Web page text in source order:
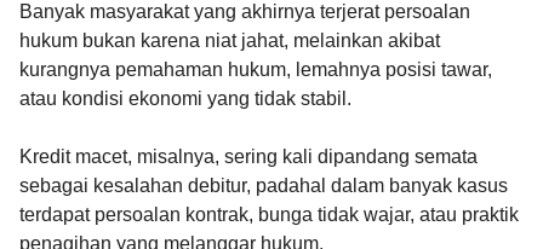
Banyak masyarakat yang akhirnya terjerat persoalan
hukum bukan karena niat jahat, melainkan akibat
kurangnya pemahaman hukum, lemahnya posisi tawar,
atau kondisi ekonomi yang tidak stabil.
Kredit macet, misalnya, sering kali dipandang semata
sebagai kesalahan debitur, padahal dalam banyak kasus
terdapat persoalan kontrak, bunga tidak wajar, atau praktik
penagihan yang melanggar hukum.